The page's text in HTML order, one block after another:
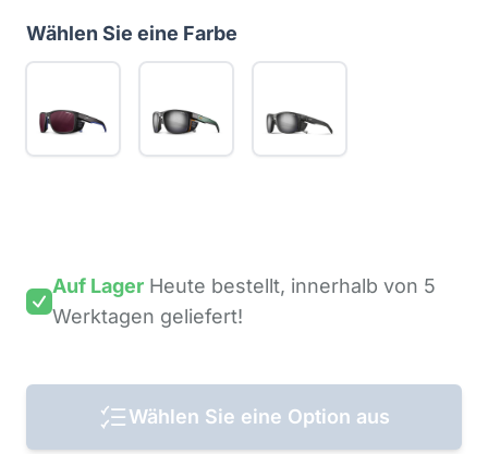
Wählen Sie eine Farbe
Auf Lager Heute bestellt, innerhalb von 5
Werktagen geliefert!
Wählen Sie eine Option aus